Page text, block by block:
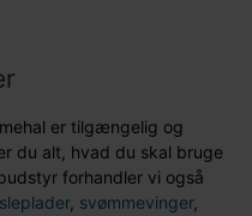
er tilgængelig og
du alt, hvad du skal bruge
forhandler vi også
, svømmevinger,